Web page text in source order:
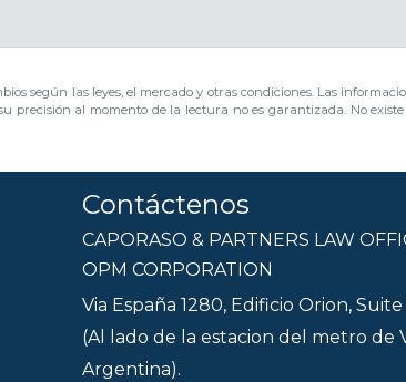
según las leyes, el mercado y otras condiciones. Las
precisión al momento de la lectura no es garantizada. No
Contáctenos
CAPORASO & PARTNERS LAW
OPM CORPORATION
Via España 1280, Edificio Orion, Suite
(Al lado de la estacion del metro de
Argentina).